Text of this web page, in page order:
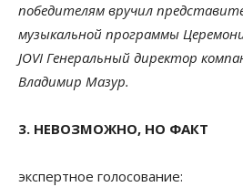
победителям вручил
музыкальной программы
JOVI Генеральный директор
Владимир Мазур.
3. НЕВОЗМОЖНО, НО ФАКТ
экспертное голосование: